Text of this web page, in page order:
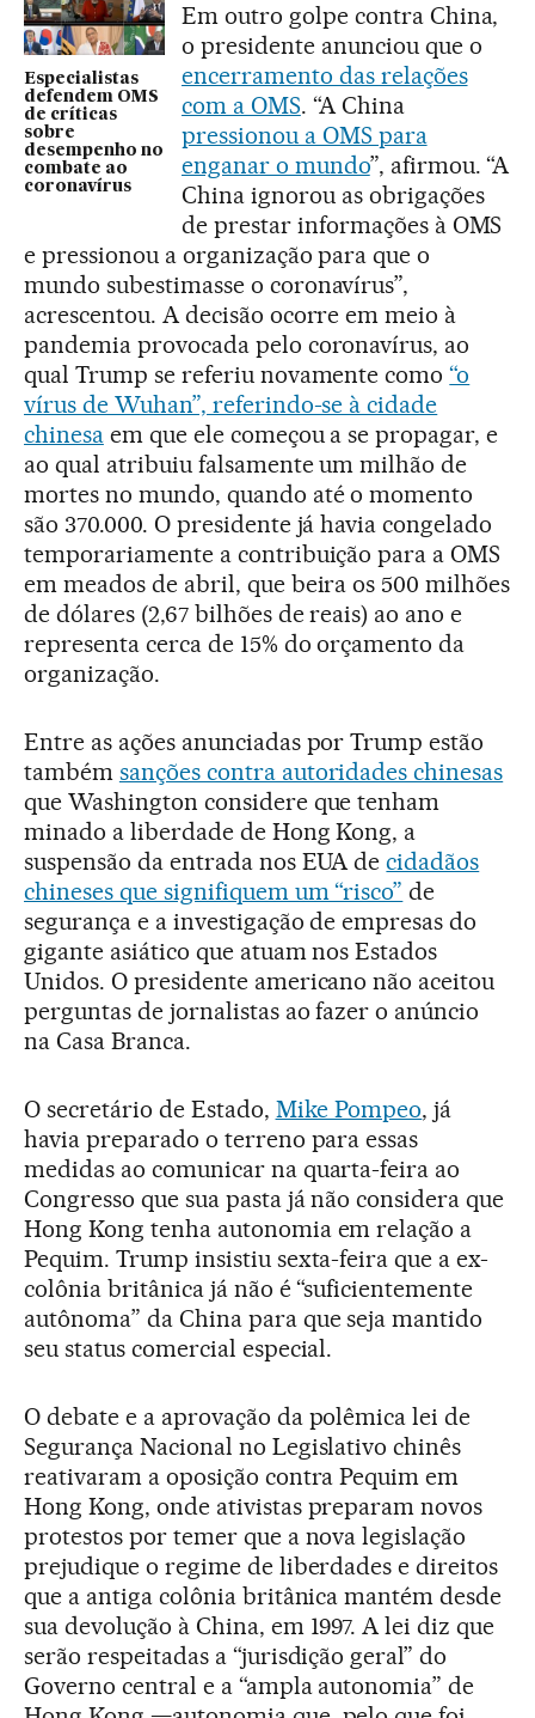
Especialistas
defendem OMS
de críticas
sobre
desempenho no
combate ao
coronavírus
Em outro golpe contra China,
o presidente anunciou que o
encerramento das relações
com a OMS. “A China
pressionou a OMS para
enganar o mundo”, afirmou. “A
China ignorou as obrigações
de prestar informações à OMS
e pressionou a organização para que o
mundo subestimasse o coronavírus”,
acrescentou. A decisão ocorre em meio à
pandemia provocada pelo coronavírus, ao
qual Trump se referiu novamente como“o
vírus de Wuhan”, referindo-se à cidade
chinesaem que ele começou a se propagar, e
ao qual atribuiu falsamente um milhão de
mortes no mundo, quando até o momento
são 370.000. O presidente já havia congelado
temporariamente a contribuição para a OMS
em meados de abril, que beira os 500 milhões
de dólares (2,67 bilhões de reais) ao ano e
representa cerca de 15% do orçamento da
organização.
Entre as ações anunciadas por Trump estão
também sanções contra autoridades chinesas
que Washington considere que tenham
minado a liberdade de Hong Kong, a
suspensão da entrada nos EUA decidadãos
chineses que signifiquem um “risco” de
segurança e a investigação de empresas do
gigante asiático que atuam nos Estados
Unidos. O presidente americano não aceitou
perguntas de jornalistas ao fazer o anúncio
na Casa Branca.
O secretário de Estado, Mike Pompeo, já
havia preparado o terreno para essas
medidas ao comunicar na quarta-feira ao
Congresso que sua pasta já não considera que
Hong Kong tenha autonomia em relação a
Pequim. Trump insistiu sexta-feira que a ex-
colônia britânica já não é “suficientemente
autônoma” da China para que seja mantido
seu status comercial especial.
O debate e a aprovação da polêmica lei de
Segurança Nacional no Legislativo chinês
reativaram a oposição contra Pequim em
Hong Kong, onde ativistas preparam novos
protestos por temer que a nova legislação
prejudique o regime de liberdades e direitos
que a antiga colônia britânica mantém desde
sua devolução à China, em 1997. A lei diz que
serão respeitadas a “jurisdição geral” do
Governo central e a “ampla autonomia” de